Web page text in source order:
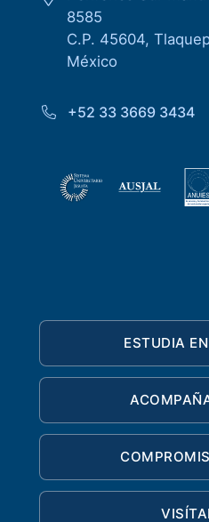
8585
C.P. 45604,
México
+52 33 3669 3434
ESTUDIA